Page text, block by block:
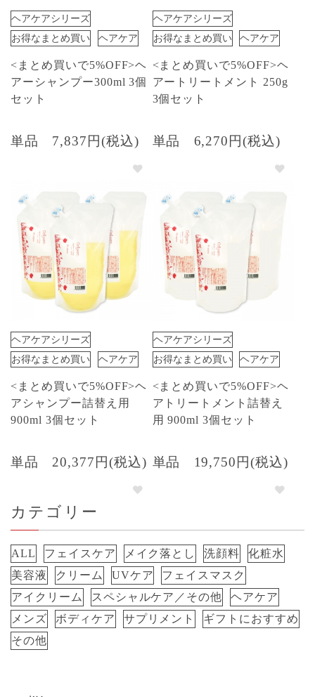
ヘアケアシリーズ
お得なまとめ買い
ヘアケア
<まとめ買いで5%OFF>ヘ
アーシャンプー300ml 3個
セット
単品 7,837円(税込)
ヘアケアシリーズ
お得なまとめ買い
ヘアケア
<まとめ買いで5%OFF>ヘ
アートリートメント 250g
3個セット
単品 6,270円(税込)
ヘアケアシリーズ
お得なまとめ買い
ヘアケア
<まとめ買いで5%OFF>ヘ
アシャンプー詰替え用
900ml 3個セット
単品 20,377円(税込)
ヘアケアシリーズ
お得なまとめ買い
ヘアケア
<まとめ買いで5%OFF>ヘ
アトリートメント詰替え
用 900ml 3個セット
単品 19,750円(税込)
カテゴリー
ALL フェイスケア メイク落とし 洗顔料
化粧水
美容液
クリーム UVケア
フェイスマスク
アイクリーム
スペシャルケア／その他
ヘアケア
メンズ
ボディケア サプリメント
ギフトにおすすめ
その他